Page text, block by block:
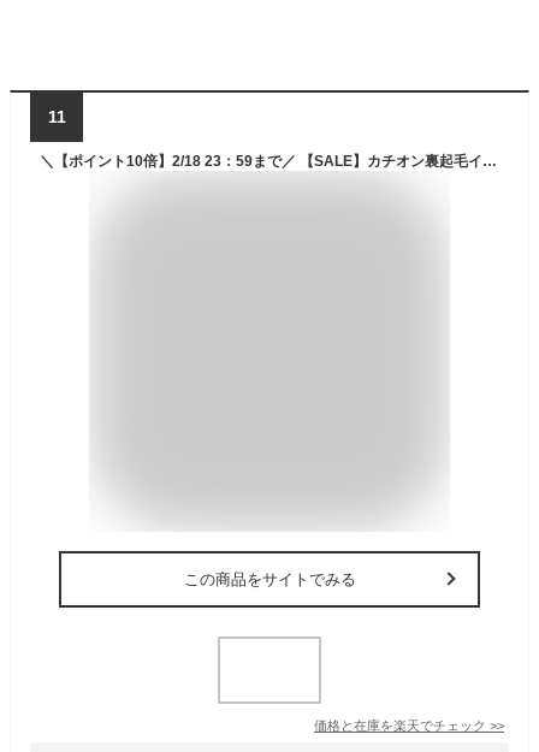
11
＼【ポイント10倍】2/18 23：59まで／ 【SALE】カチオン裏起毛インナー ヒート インナー メンズ カチオン 肌着 長袖 無地 ベーシック 大きいサイズ M L LL 3L 4L 全3色
この商品をサイトでみる
価格と在庫を楽天でチェック >>